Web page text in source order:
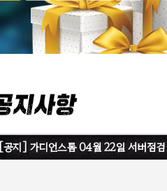
[공지] 가디언스톰 04월 22일 서버점